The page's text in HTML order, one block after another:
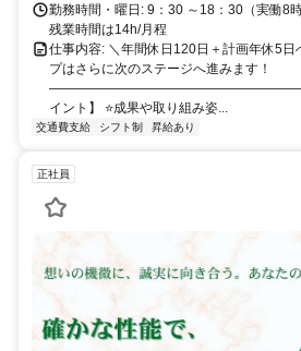
勤務時間・曜日: 9：30 ～18：30（実働8
残業時間は14h/月程
仕事内容: ＼年間休日120日＋計画年休5日
プはさらに次のステージへ進みます！
――――――――――――――――――――――
イント】 ⭐成果や取り組み姿...
交通費支給 シフト制 昇給あり
正社員